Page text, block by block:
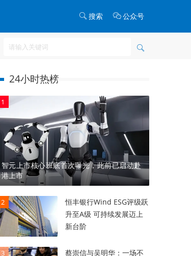
搜索 公众号
24小时热榜
1
智元上市核心班底首次曝光，此前已启动赴
港上市
2
恒丰银行Wind ESG评级跃
升至A级 可持续发展迈上
新台阶
3
蔡崇信与吴明华：一场不